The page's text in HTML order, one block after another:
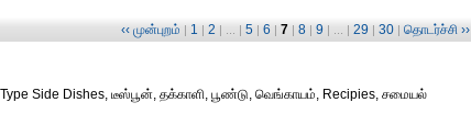
‹‹ முன்புறம் | 1 | 2 | ... | 5 | 6 | 7 | 8 | 9 | ... | 29 | 30 | தொடர்ச்சி ››
Side Dishes, டீஸ்பூன், தக்காளி, பூண்டு, வெங்காயம், Recipies, சமையல்